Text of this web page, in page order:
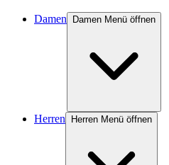
Damen Damen Menü öffnen
Herren Herren Menü öffnen